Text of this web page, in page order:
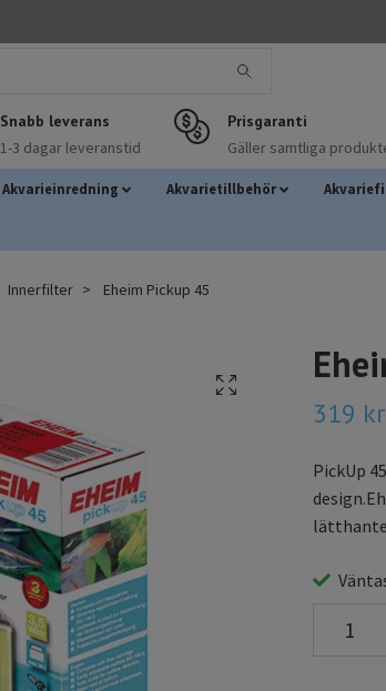
Snabb leverans
1-3 dagar leveranstid
Prisgaranti
Gäller samtliga
Akvarieinredning Akvarietillbehör
Innerfilter Eheim Pickup 45
319 kr
PickUp